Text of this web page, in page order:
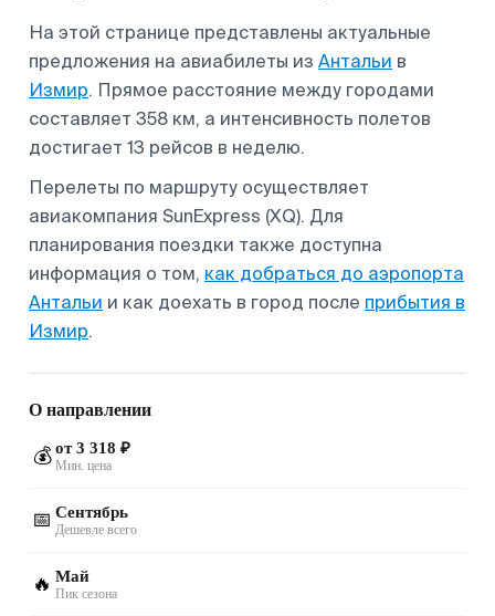
На этой странице представлены актуальные
предложения на авиабилеты из Антальи в
Измир. Прямое расстояние между городами
составляет 358 км, а интенсивность полетов
достигает 13 рейсов в неделю.
Перелеты по маршруту осуществляет
авиакомпания SunExpress (XQ). Для
планирования поездки также доступна
информация о том, как добраться до аэропорта
Антальи и как доехать в город после прибытия в
Измир.
О направлении
💰 от 3 318 ₽
Мин. цена
📅 Сентябрь
Дешевле всего
🔥 Май
Пик сезона